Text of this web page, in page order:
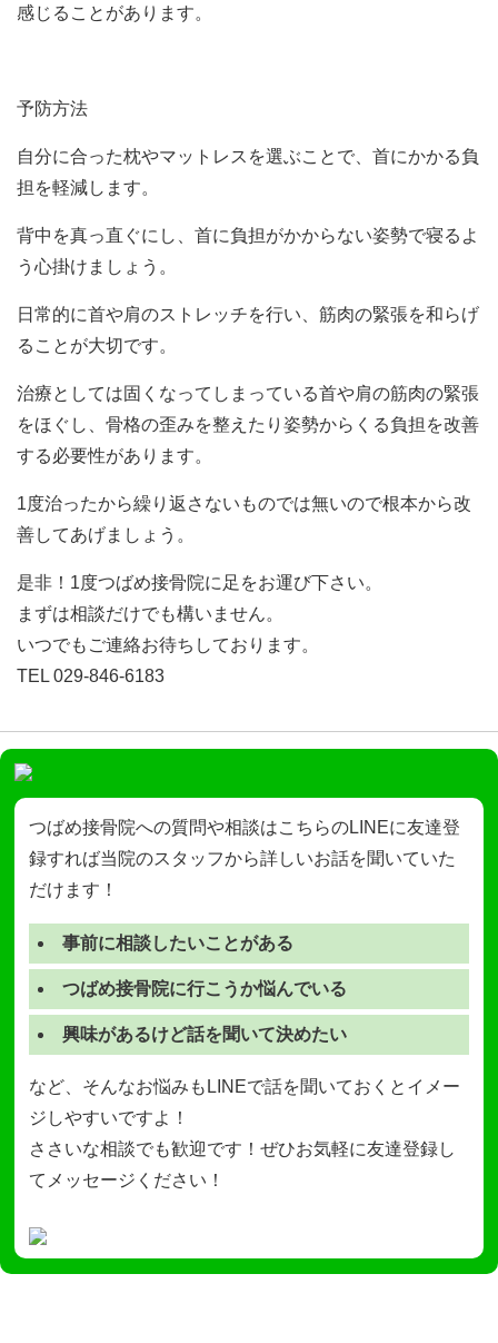
感じることがあります。
予防方法
自分に合った枕やマットレスを選ぶことで、首にかかる負
担を軽減します。
背中を真っ直ぐにし、首に負担がかからない姿勢で寝るよ
う心掛けましょう。
日常的に首や肩のストレッチを行い、筋肉の緊張を和らげ
ることが大切です。
治療としては固くなってしまっている首や肩の筋肉の緊張
をほぐし、骨格の歪みを整えたり姿勢からくる負担を改善
する必要性があります。
1度治ったから繰り返さないものでは無いので根本から改
善してあげましょう。
是非！ 1度つばめ接骨院に足をお運び下さい。
まずは相談だけでも構いません。
いつでもご連絡お待ちしております。
TEL 029-846-6183
つばめ接骨院への質問や相談はこちらのLINEに友達登
録すれば当院のスタッフから詳しいお話を聞いていた
だけます！
事前に相談したいことがある
つばめ接骨院に行こうか悩んでいる
興味があるけど話を聞いて決めたい
など、そんなお悩みもLINEで話を聞いておくとイメー
ジしやすいですよ！
ささいな相談でも歓迎です！ぜひお気軽に友達登録し
てメッセージください！